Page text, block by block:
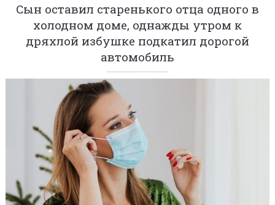
Сын оставил старенького отца одного в
холодном доме, однажды утром к
дряхлой избушке подкатил дорогой
автомобиль